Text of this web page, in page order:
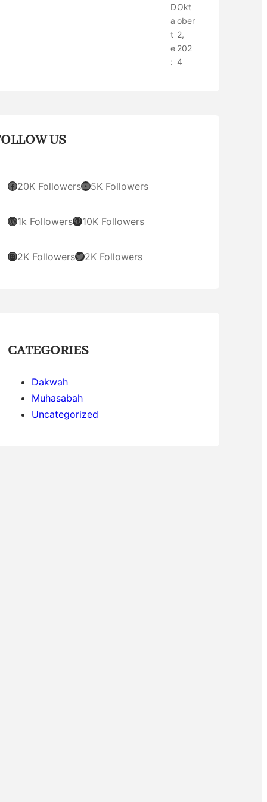
D
a
t
e
:
Okt
ober
2,
202
4
US
Facebook 20K FollowersYouTube 5K Followers
WordPress 1k FollowersPinterest 10K Followers
Instagram2K FollowersTwitter 2K Followers
CATEGORIES
Dakwah
Muhasabah
Uncategorized